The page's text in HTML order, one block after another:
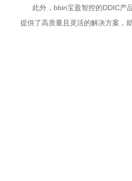
此外，bbin宝盈智控的DDIC产
提供了高质量且灵活的解决方案，